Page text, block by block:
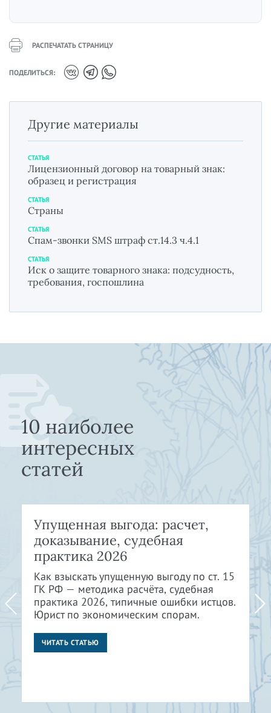
РАСПЕЧАТАТЬ СТРАНИЦУ
ПОДЕЛИТЬСЯ:
Другие материалы
СТАТЬЯ
Лицензионный договор на товарный знак:
образец и регистрация
СТАТЬЯ
Страны
СТАТЬЯ
Спам-звонки SMS штраф ст.14.3 ч.4.1
СТАТЬЯ
Иск о защите товарного знака: подсудность,
требования, госпошлина
10 наиболее
интересных
статей
Упущенная выгода: расчет,
доказывание, судебная
практика 2026
Как взыскать упущенную выгоду по ст. 15
ГК РФ — методика расчёта, судебная
практика 2026, типичные ошибки истцов.
Юрист по экономическим спорам.
ЧИТАТЬ СТАТЬЮ